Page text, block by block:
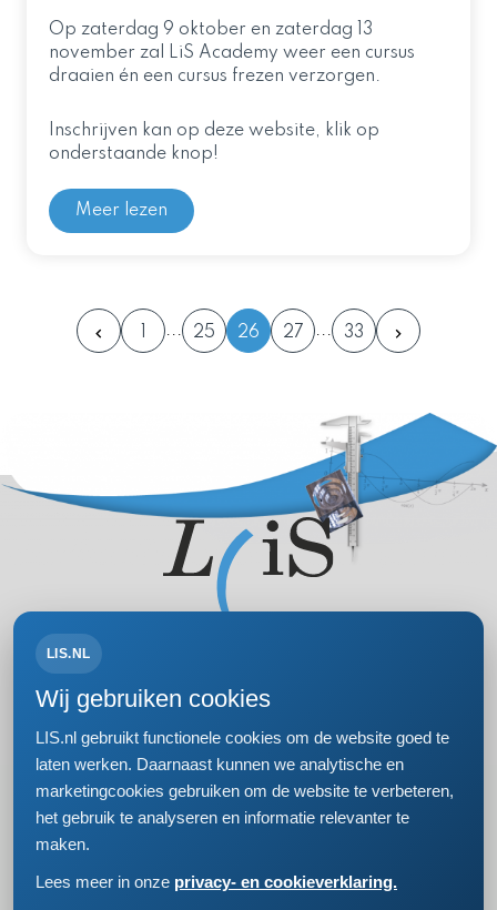
Op zaterdag 9 oktober en zaterdag 13
november zal LiS Academy weer een cursus
draaien én een cursus frezen verzorgen.
Inschrijven kan op deze website, klik op
onderstaande knop!
Meer lezen
25 26 27 33
Volg ons op:
Bezoek- en postadres
Einsteinweg 61
2333 CC Leiden
+31 (0)71 5681168
LIS.NL
Wij gebruiken cookies
LIS.nl gebruikt functionele cookies om de website goed te
laten werken. Daarnaast kunnen we analytische en
marketingcookies gebruiken om de website te verbeteren,
het gebruik te analyseren en informatie relevanter te
maken.
Lees meer in onze privacy- en cookieverklaring.